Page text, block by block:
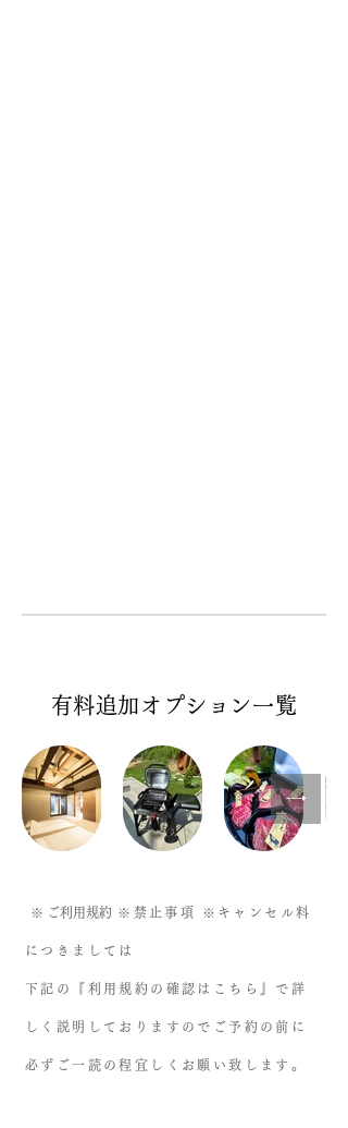
有料追加オプション一覧
※ ご利用規約 ※禁止事項 ※キャンセル料
につきましては
下記の『利用規約の確認はこちら』で詳
しく説明しておりますのでご予約の前に
必ずご一読の程宜しくお願い致します。